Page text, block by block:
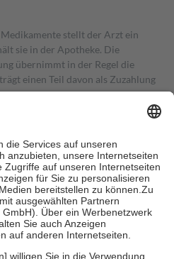
stellt der Arzt ein
sie in der Apotheke. Die
übernimmt in der Regel die
einen Teil davon als Zuzahlung
Zuzahlungen in Höhe von zehn
nie mehr als die tatsächlichen
auch für Online-Apotheken.
beträgt die
sowie zehn Euro je
für ihre eigene Gesundheit zu
der Familie zu unterstützen,